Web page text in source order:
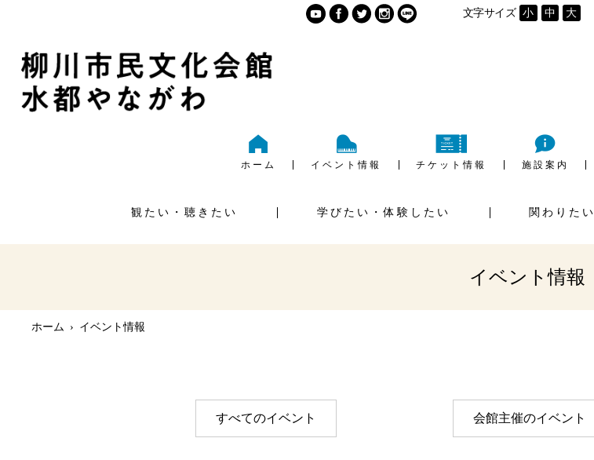
文字サイズ 小 中 大
ホーム イベント情報 チケット情報 施設案内
大ホール イベントホール
ご利用の流れ 施設利用料金
観たい・聴きたい 学びたい・体験したい 関わりたい
イベント情報
ホーム › イベント情報
すべてのイベント 会館主催のイベント